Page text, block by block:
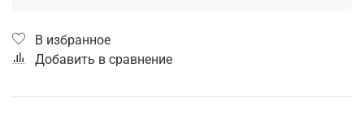
В избранное
Добавить в сравнение